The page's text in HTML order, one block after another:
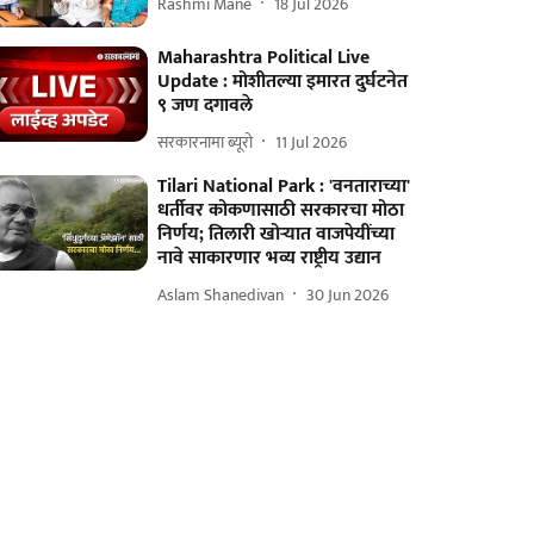
Maharashtra Political Live
Update : मोशीतल्या इमारत दुर्घटनेत
९ जण दगावले
सरकारनामा ब्यूरो 11 Jul 2026
Tilari National Park : 'वनताराच्या'
धर्तीवर कोकणासाठी सरकारचा मोठा
निर्णय; तिलारी खोऱ्यात वाजपेयींच्या
नावे साकारणार भव्य राष्ट्रीय उद्यान
Aslam Shanedivan 30 Jun 2026